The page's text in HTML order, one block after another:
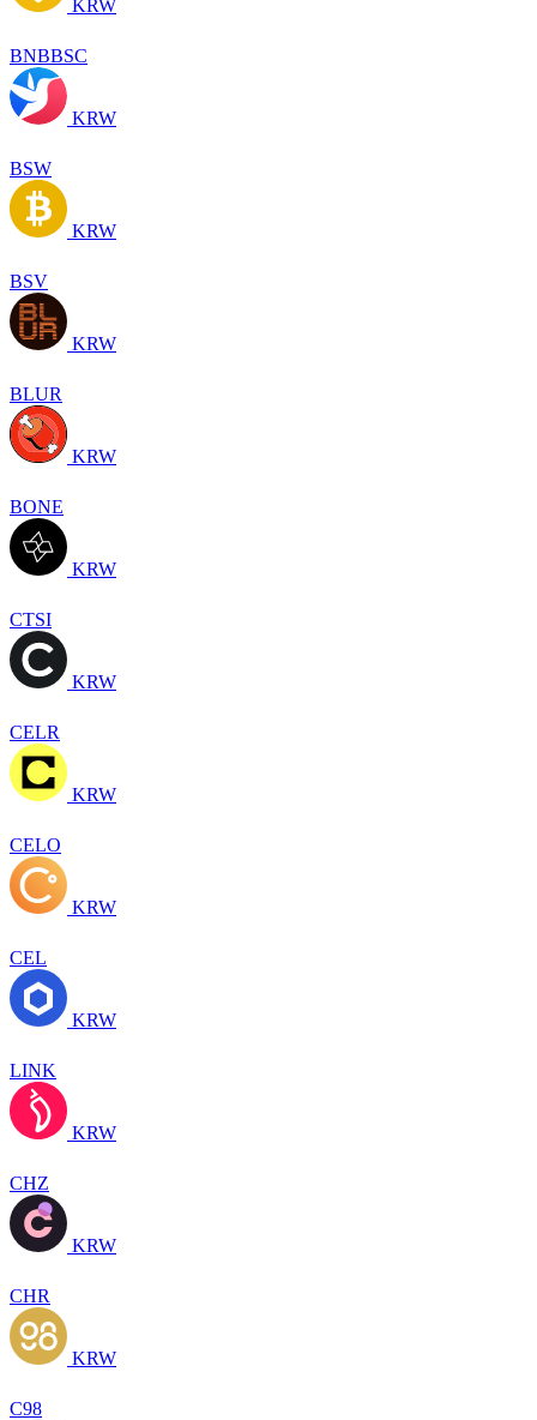
KRW
BNBBSC
KRW
BSW
KRW
BSV
KRW
BLUR
KRW
BONE
KRW
CTSI
KRW
CELR
KRW
CELO
KRW
CEL
KRW
LINK
KRW
CHZ
KRW
CHR
KRW
C98